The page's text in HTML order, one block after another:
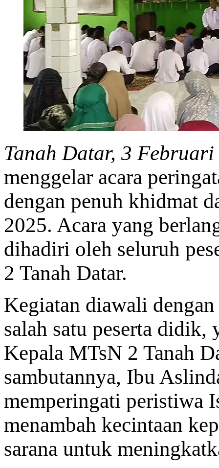
Tanah Datar, 3 Februari
menggelar acara
dengan penuh khidmat
2025. Acara yang
dihadiri oleh seluruh
2 Tanah Datar.
Kegiatan diawali
salah satu peserta didik,
Kepala MTsN 2 Tanah
sambutannya, Ibu
memperingati peristiwa
menambah kecintaan
sarana untuk